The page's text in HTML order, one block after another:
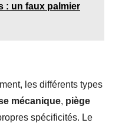
: un faux palmier
les différents types
mécanique, piège
spécificités. Le